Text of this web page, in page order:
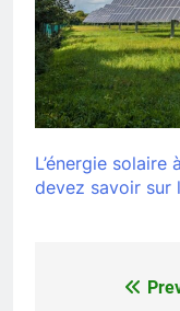
L’énergie
devez savoir sur